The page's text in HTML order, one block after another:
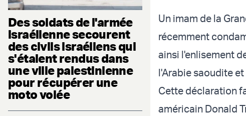
Des soldats de l'armée
israélienne secourent
des civils israéliens qui
s'étaient rendus dans
une ville palestinienne
pour récupérer une
moto volée
Un imam de la
récemment
ainsi l'enlisement
l'Arabie saoudite et
Cette déclaration
américain Donald